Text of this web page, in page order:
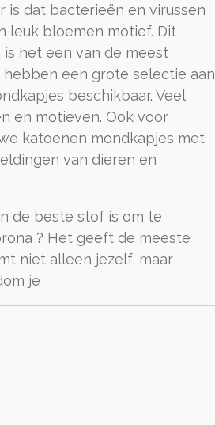
is dat bacterieën en virussen
leuk bloemen motief. Dit
is het een van de meest
een grote selectie aan
beschikbaar. Veel
en motieven. Ook voor
katoenen mondkapjes met
van dieren en
de beste stof is om te
? Het geeft de meeste
niet alleen jezelf, maar
je